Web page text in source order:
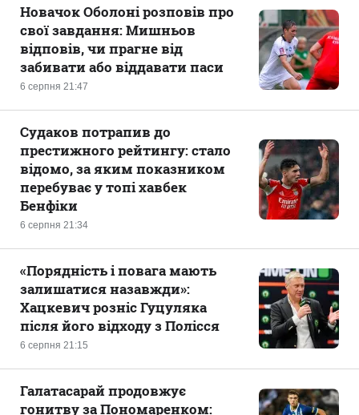
6 серпня 21:47
Новачок Оболоні розповів про
свої завдання: Мишньов
відповів, чи прагне від
забивати або віддавати паси
6 серпня 21:34
Судаков потрапив до
престижного рейтингу: стало
відомо, за яким показником
перебуває у топі хавбек
Бенфіки
6 серпня 21:15
«Порядність і повага мають
залишатися назавжди»:
Хацкевич розніс Гуцуляка
після його відходу з Полісся
Галатасарай продовжує
гонитву за Пономаренком: